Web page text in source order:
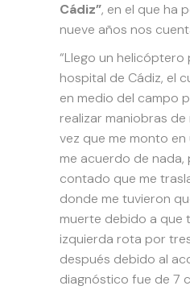
Cádiz”, en el que ha
nueve años nos
“Llego un helicóptero
hospital de Cádiz, el
en medio del campo
realizar maniobras de
vez que me monto
me acuerdo de nada,
contado que me
donde me tuvieron
muerte debido a que
izquierda rota por
después debido al
diagnóstico fue de 7